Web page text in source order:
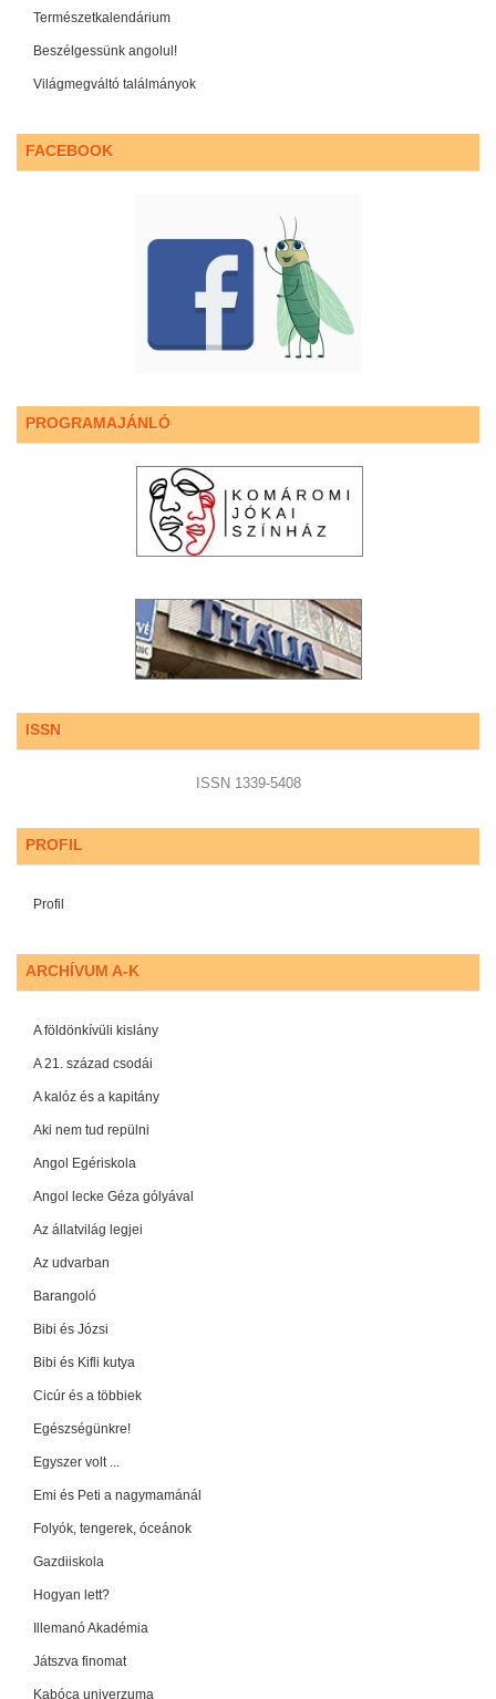
Természetkalendárium
Beszélgessünk angolul!
Világmegváltó találmányok
FACEBOOK
PROGRAMAJÁNLÓ
ISSN
ISSN 1339-5408
PROFIL
Profil
ARCHÍVUM A-K
A földönkívüli kislány
A 21. század csodái
A kalóz és a kapitány
Aki nem tud repülni
Angol Egériskola
Angol lecke Géza gólyával
Az állatvilág legjei
Az udvarban
Barangoló
Bibi és Józsi
Bibi és Kifli kutya
Cicúr és a többiek
Egészségünkre!
Egyszer volt ...
Emi és Peti a nagymamánál
Folyók, tengerek, óceánok
Gazdiiskola
Hogyan lett?
Illemanó Akadémia
Játszva finomat
Kabóca univerzuma